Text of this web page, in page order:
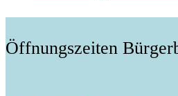
Öffnungszeiten